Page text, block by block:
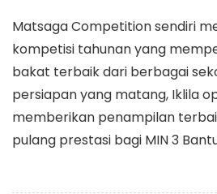
​Matsaga Competition sendiri
kompetisi tahunan yang
bakat terbaik dari berbagai
persiapan yang matang, Iklila
memberikan penampilan
pulang prestasi bagi MIN 3